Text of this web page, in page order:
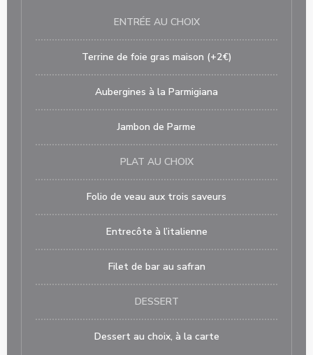
ENTRÉE AU CHOIX
Terrine de foie gras maison (+2€)
Aubergines à la Parmigiana
Jambon de Parme
PLAT AU CHOIX
Folio de veau aux trois saveurs
Entrecôte à l’italienne
Filet de bar au safran
DESSERT
Dessert au choix, à la carte